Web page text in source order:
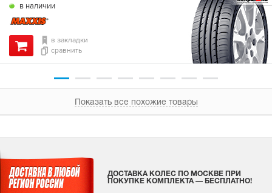
в наличии
в закладки
сравнить
Показать все похожие товары
ДОСТАВКА КОЛЕС ПО МОСКВЕ ПРИ
ПОКУПКЕ КОМПЛЕКТА — БЕСПЛАТНО!